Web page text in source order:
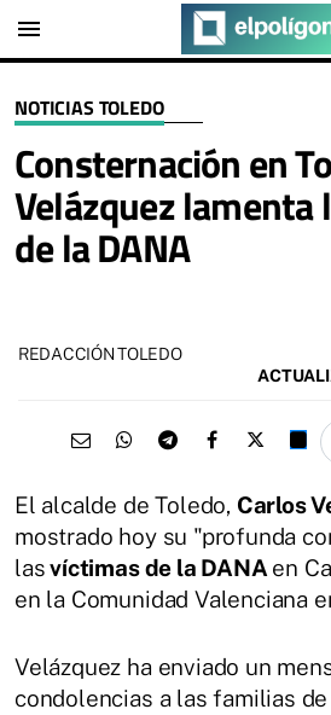
menu
NOTICIAS TOLEDO
Consternación en
Velázquez lamenta
de la DANA
REDACCIÓN TOLEDO
El alcalde de Toledo, Carlos
mostrado hoy su "profunda
lasvíctimas de la DANA en
en la Comunidad Valenciana
Velázquez ha enviado un
condolencias a las familias